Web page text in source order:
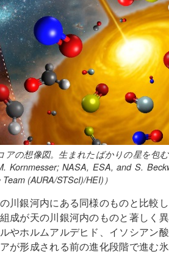
の想像図。生まれたばかりの星を包
Kornmesser; NASA, ESA, and S.
(AURA/STScI)/HEI)）
川銀河内にある同様のものと比較
成が天の川銀河内のものと著しく
やホルムアルデヒド、イソシアン
が形成される前の進化段階で進む